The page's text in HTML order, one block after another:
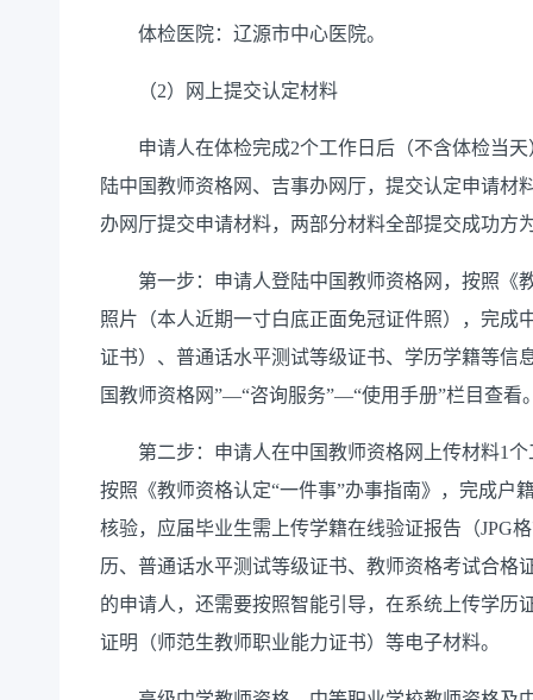
体检医院：辽源市中心医院。
（2）网上提交认定材料
申请人在体检完成2个工作日后（不含体检当天
陆中国教师资格网、吉事办网厅，提交认定申请
办网厅提交申请材料，两部分材料全部提交成功方
第一步：申请人登陆中国教师资格网，按照《
照片（本人近期一寸白底正面免冠证件照），完成
证书）、普通话水平测试等级证书、学历学籍等信
国教师资格网”—“咨询服务”—“使用手册”栏目查看
第二步：申请人在中国教师资格网上传材料1个
按照《教师资格认定“一件事”办事指南》，完成户
核验，应届毕业生需上传学籍在线验证报告（JPG
历、普通话水平测试等级证书、教师资格考试合格
的申请人，还需要按照智能引导，在系统上传学历
证明（师范生教师职业能力证书）等电子材料。